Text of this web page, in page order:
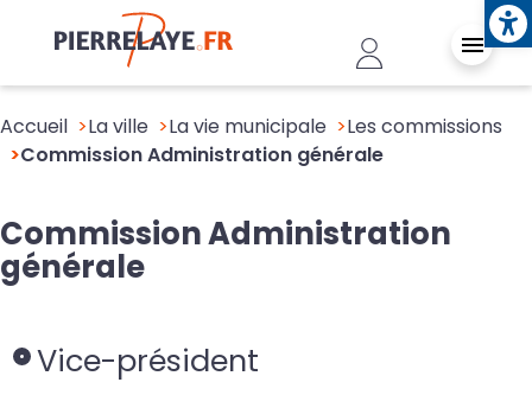
Aller au contenu principal
Header -
Accueil La ville La vie municipale
Les commissions
Commission Administration générale
Commission Administration
générale
Vice-président